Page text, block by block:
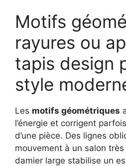
Motifs
rayures ou
tapis design
style
Les motifs géométriques
l’énergie et corrigent
d’une pièce. Des lignes
mouvement à un salon très
damier large stabilise un